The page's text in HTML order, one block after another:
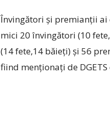
Învingători și premianții ai
mici 20 învingători (10
(14 fete,14 băieți) și 56
fiind menționați de